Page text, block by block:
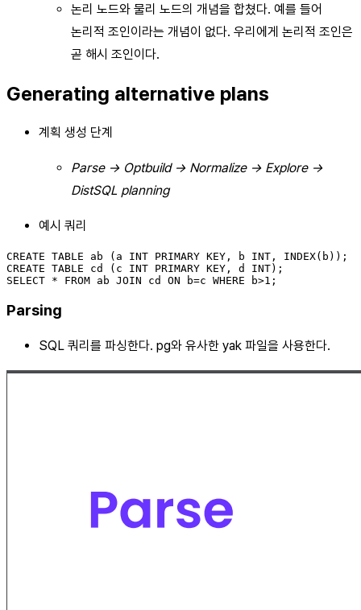
논리 노드와 물리 노드의 개념을 합쳤다. 예를 들어
논리적 조인이라는 개념이 없다. 우리에게 논리적 조인은
곧 해시 조인이다.
Generating alternative plans
계획 생성 단계
Parse -> Optbuild -> Normalize -> Explore ->
DistSQL planning
예시 쿼리
CREATE TABLE ab (a INT PRIMARY KEY, b INT, INDEX(b));
CREATE TABLE cd (c INT PRIMARY KEY, d INT);
Parsing
SQL 쿼리를 파싱한다. pg와 유사한 yak 파일을 사용한다.